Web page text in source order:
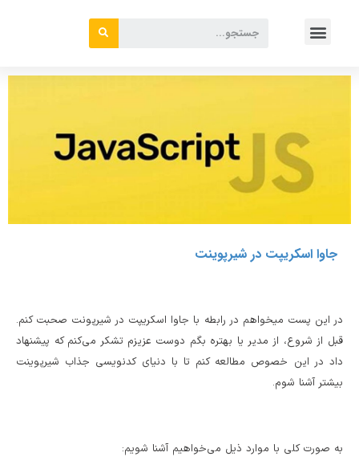
جاوا اسکریپت در شیرپوینت
در این پست میخواهم در رابطه با جاوا اسکریپت در شیرپونت صحبت کنم.
قبل از شروع، از مدیر یا بهتره بگم دوست عزیزم تشکر می‌کنم که پیشنهاد
داد در این خصوص مطالعه کنم تا با دنیای کدنویسی جذاب شیرپوینت
بیشتر آشنا شوم.
به صورت کلی با موارد ذیل می‌خواهیم آشنا شویم: